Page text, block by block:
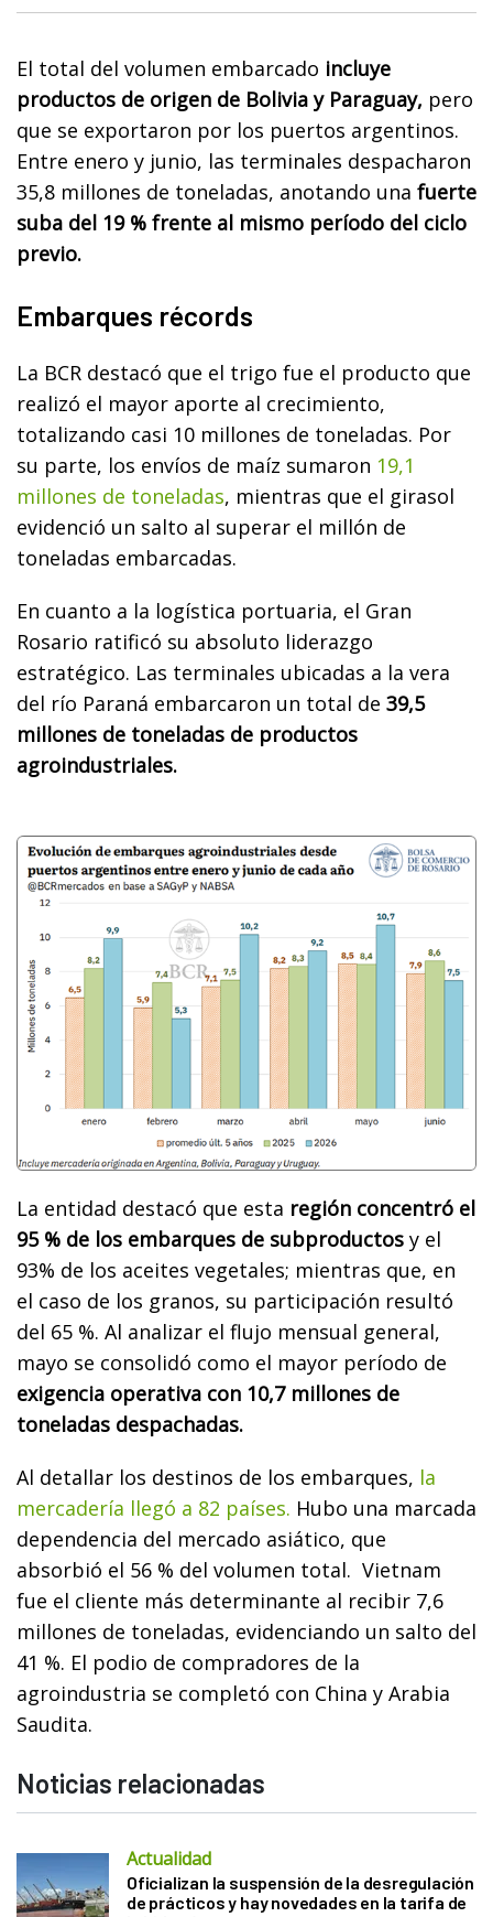
El total del volumen embarcado incluye
productos de origen de Bolivia y Paraguay, pero
que se exportaron por los puertos argentinos.
Entre enero y junio, las terminales despacharon
35,8 millones de toneladas, anotando una fuerte
suba del 19 % frente al mismo período del ciclo
previo.
Embarques récords
La BCR destacó que el trigo fue el producto que
realizó el mayor aporte al crecimiento,
totalizando casi 10 millones de toneladas. Por
su parte, los envíos de maíz sumaron 19,1
millones de toneladas, mientras que el girasol
evidenció un salto al superar el millón de
toneladas embarcadas.
En cuanto a la logística portuaria, el Gran
Rosario ratificó su absoluto liderazgo
estratégico. Las terminales ubicadas a la vera
del río Paraná embarcaron un total de 39,5
millones de toneladas de productos
agroindustriales.
La entidad destacó que esta región concentró el
95 % de los embarques de subproductos y el
93% de los aceites vegetales; mientras que, en
el caso de los granos, su participación resultó
del 65 %. Al analizar el flujo mensual general,
mayo se consolidó como el mayor período de
exigencia operativa con 10,7 millones de
toneladas despachadas.
Al detallar los destinos de los embarques, la
mercadería llegó a 82 países. Hubo una marcada
dependencia del mercado asiático, que
absorbió el 56 % del volumen total. Vietnam
fue el cliente más determinante al recibir 7,6
millones de toneladas, evidenciando un salto del
41 %. El podio de compradores de la
agroindustria se completó con China y Arabia
Saudita.
Noticias relacionadas
Actualidad
Oficializan la suspensión de la desregulación
de prácticos y hay novedades en la tarifa de